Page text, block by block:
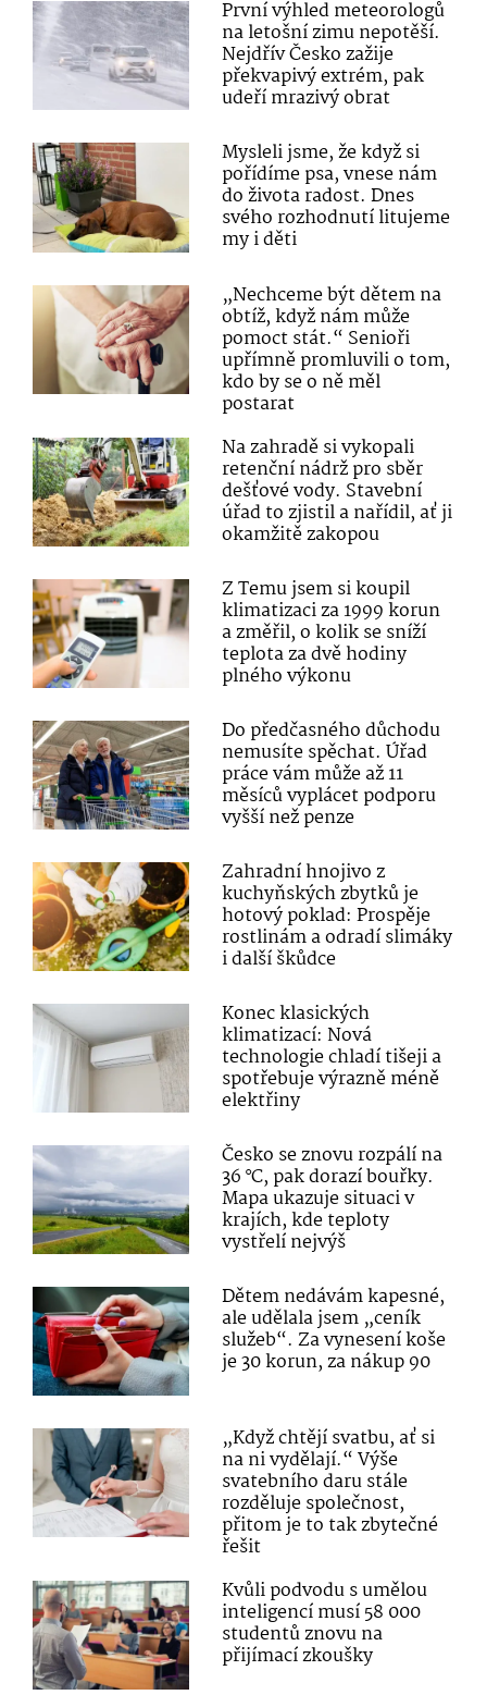
První výhled meteorologů
na letošní zimu nepotěší.
Nejdřív Česko zažije
překvapivý extrém, pak
udeří mrazivý obrat
Mysleli jsme, že když si
pořídíme psa, vnese nám
do života radost. Dnes
svého rozhodnutí litujeme
my i děti
„Nechceme být dětem na
obtíž, když nám může
pomoct stát.“ Senioři
upřímně promluvili o tom,
kdo by se o ně měl
postarat
Na zahradě si vykopali
retenční nádrž pro sběr
dešťové vody. Stavební
úřad to zjistil a nařídil, ať ji
okamžitě zakopou
Z Temu jsem si koupil
klimatizaci za 1999 korun
a změřil, o kolik se sníží
teplota za dvě hodiny
plného výkonu
Do předčasného důchodu
nemusíte spěchat. Úřad
práce vám může až 11
měsíců vyplácet podporu
vyšší než penze
Zahradní hnojivo z
kuchyňských zbytků je
hotový poklad: Prospěje
rostlinám a odradí slimáky
i další škůdce
Konec klasických
klimatizací: Nová
technologie chladí tišeji a
spotřebuje výrazně méně
elektřiny
Česko se znovu rozpálí na
36 °C, pak dorazí bouřky.
Mapa ukazuje situaci v
krajích, kde teploty
vystřelí nejvýš
Dětem nedávám kapesné,
ale udělala jsem „ceník
služeb“. Za vynesení koše
je 30 korun, za nákup 90
„Když chtějí svatbu, ať si
na ni vydělají.“ Výše
svatebního daru stále
rozděluje společnost,
přitom je to tak zbytečné
řešit
Kvůli podvodu s umělou
inteligencí musí 58 000
studentů znovu na
přijímací zkoušky